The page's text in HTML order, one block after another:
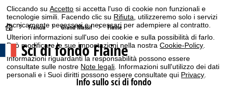
Cliccando suAccetto si accetta l'uso di cookie non funzionali e
tecnologie simili. Facendo clic su Rifiuta , utilizzeremo solo i servizi
tecnicamente necessari e necessari per adempiere al contratto.
Ulteriori informazioni sull'uso dei cookie e sulla possibilità di farlo.
Può modificare le sue impostazioni nella nostraCookie-Policy.
Informazioni riguardanti la responsabilità possono essere
consultate sulle nostre Note legali. Informazioni sull'utilizzo dei dati
personali e i Suoi diritti possono essere consultate qui Privacy.
H
o
m
Francia Grand Massif Flaine
Sci di fondo Flaine
Info sullo sci di fondo